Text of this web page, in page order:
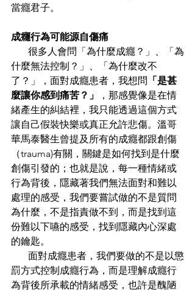
當癮君子。
成癮行為可能源自傷痛
什麼無法控制？」、「為什麼改不
了？」，面對成癮患者，我想問 「是甚
麼讓你感到痛苦？」
，那感覺像是在情
緒產生的糾結裡，我只能透過這個方式
讓自己假裝快樂或真正允許悲傷。溫哥
華馬泰醫生曾提及所有的成癮都跟創傷
（trauma)有關，關鍵是如何找到是什麼
創傷引發的；也就是說，每一種情緒或
行為背後，隱藏著我們無法面對和難以
處理的感受，我們要嘗試做的不是質問
為什麼，不是指責做不到，而是找到這
份難以下嚥的感受，找到隱藏內心深處
的鑰匙。
罰方式控制成癮行為，而是理解成癮行
為背後所承載的情緒感受，也許是醜陋